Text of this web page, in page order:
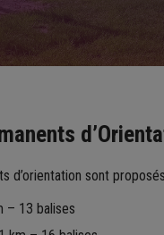
d’orientation sont
– 13 balises